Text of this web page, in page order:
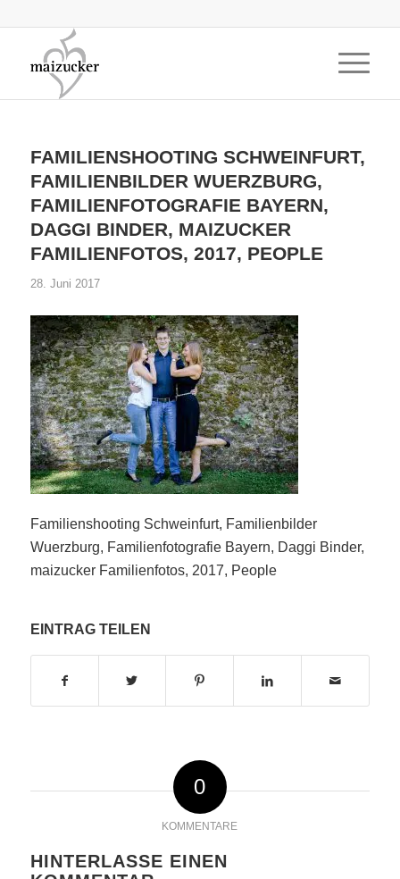
FAMILIENSHOOTING SCHWEINFURT,
FAMILIENBILDER WUERZBURG,
FAMILIENFOTOGRAFIE BAYERN,
DAGGI BINDER, MAIZUCKER
FAMILIENFOTOS, 2017, PEOPLE
28. Juni 2017
Familienshooting Schweinfurt, Familienbilder
Wuerzburg, Familienfotografie Bayern, Daggi Binder,
maizucker Familienfotos, 2017, People
EINTRAG TEILEN
0
KOMMENTARE
HINTERLASSE EINEN